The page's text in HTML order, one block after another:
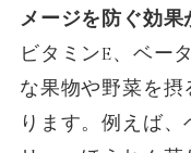
メージを防ぐ効果
ビタミンE、ベー
な果物や野菜を摂
ります。例えば